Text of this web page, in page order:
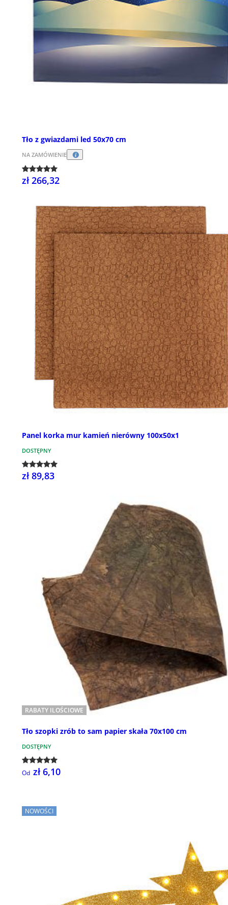
Tło z gwiazdami led 50x70 cm
NA ZAMÓWIENIE
zł 266,32
Panel korka mur kamień nierówny 100x50x1
DOSTĘPNY
zł 89,83
RABATY ILOŚCIOWE
Tło szopki zrób to sam papier skała 70x100 cm
DOSTĘPNY
Od zł 6,10
NOWOŚCI